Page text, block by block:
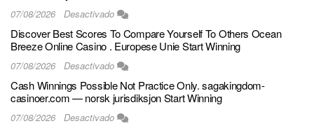
07/08/2026 Desactivado
Discover Best Scores To Compare Yourself To Others Ocean
Breeze Online Casino . Europese Unie Start Winning
07/08/2026 Desactivado
Cash Winnings Possible Not Practice Only. sagakingdom-
casinoer.com — norsk jurisdiksjon Start Winning
07/08/2026 Desactivado